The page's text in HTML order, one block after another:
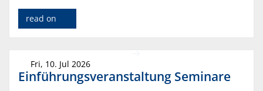
read on
Fri, 10. Jul 2026
Einführungsveranstaltung Seminare